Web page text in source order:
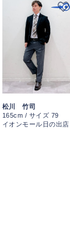
松川 竹司
165cm / サイズ 79
イオンモール日の出店